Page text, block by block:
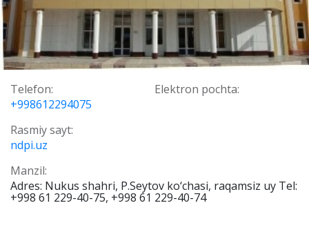
Telefon:
+998612294075
Elektron pochta:
Rasmiy sayt:
ndpi.uz
Manzil:
Adres: Nukus shahri, P.Seytov ko‘chasi, raqamsiz uy Tel:
+998 61 229-40-75, +998 61 229-40-74